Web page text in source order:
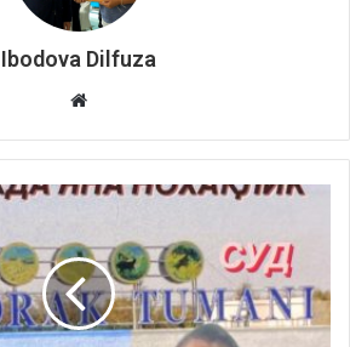
Ibodova Dilfuza
Website